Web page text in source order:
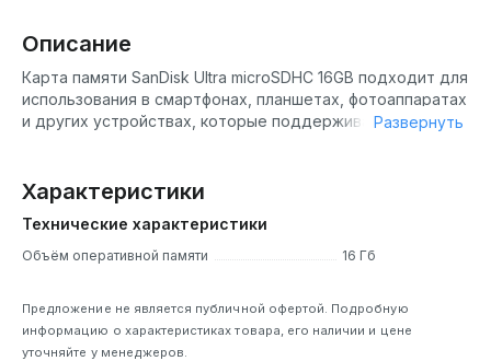
Описание
Карта памяти SanDisk Ultra microSDHC 16GB подходит для
использования в смартфонах, планшетах, фотоаппаратах
и других устройствах, которые поддерживают формат
высокую скорость передачи данных. Скорость чтения
карты достигает 48 МБ/с, а скорость записи - 10 МБ/с.
Развернуть
Характеристики
Технические характеристики
Объём оперативной памяти 16 Гб
Предложение не является публичной офертой. Подробную
информацию о характеристиках товара, его наличии и цене
уточняйте у менеджеров.